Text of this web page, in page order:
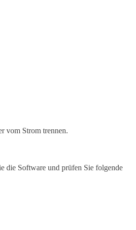
vom Strom trennen.
die Software und prüfen Sie folgende